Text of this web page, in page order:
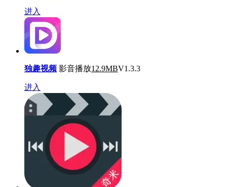
进入
独趣视频 影音播放12.9MBV1.3.3
进入